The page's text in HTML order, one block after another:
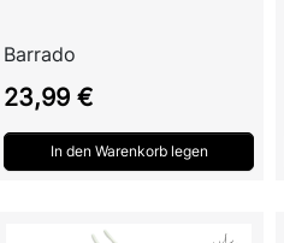
Barrado
Preis
23,99 €
In den Warenkorb legen